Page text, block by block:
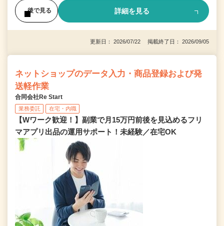
後で見る 詳細を見る
更新日： 2026/07/22 掲載終了日： 2026/09/05
ネットショップのデータ入力・商品登録および発
送軽作業
合同会社Re Start
業務委託 在宅・内職
【Wワーク歓迎！】副業で月15万円前後を見込めるフリ
マアプリ出品の運用サポート！未経験／在宅OK